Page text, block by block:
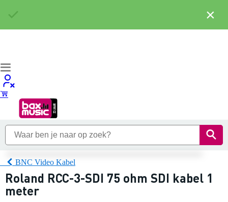
BNC Video Kabel
Roland RCC-3-SDI 75 ohm SDI kabel 1
meter
×